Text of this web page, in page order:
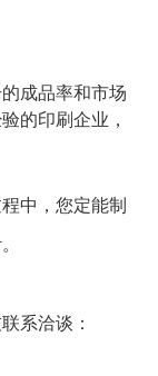
成品率和市场
的印刷企业，
中，您定能制
系洽谈：